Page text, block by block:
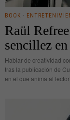
BOOK ·
Raül
sencillez
Hablar de creatividad
tras la publicación de
en el que anima al